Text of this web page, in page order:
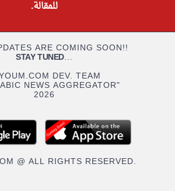
للمقالة.
ARE COMING SOON!!
STAY TUNED...
DEV. TEAM
NEWS AGGREGATOR"
2026
@ ALL RIGHTS RESERVED.